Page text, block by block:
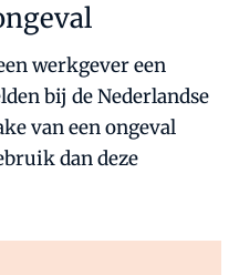
werkgever een
bij de Nederlandse
van een ongeval
dan deze